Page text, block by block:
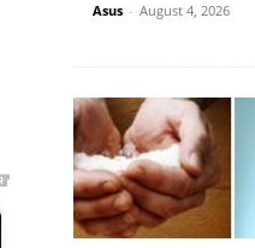
Asus - August 4, 2026